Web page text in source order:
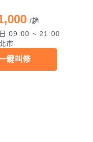
/趟
09:00 ~ 21:00
市
鍵叫修